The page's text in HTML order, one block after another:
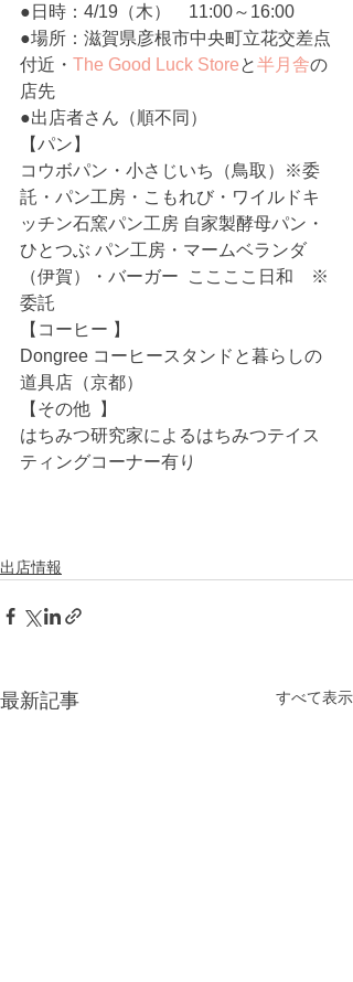
●日時：4/19（木）　11:00～16:00
●場所：滋賀県彦根市中央町立花交差点
付近・ The Good Luck Storeと半月舎の
店先
●出店者さん（順不同）
【パン】
コウボパン・小さじいち（鳥取）※委
託・パン工房・こもれび・ワイルドキ
ッチン石窯パン工房 自家製酵母パン・
ひとつぶ パン工房・マームベランダ
（伊賀）・バーガー  ここここ日和　※
委託
【コーヒー 】
Dongree コーヒースタンドと暮らしの
道具店（京都）
【その他  】
はちみつ研究家によるはちみつテイス
ティングコーナー有り
出店情報
最新記事 すべて表示